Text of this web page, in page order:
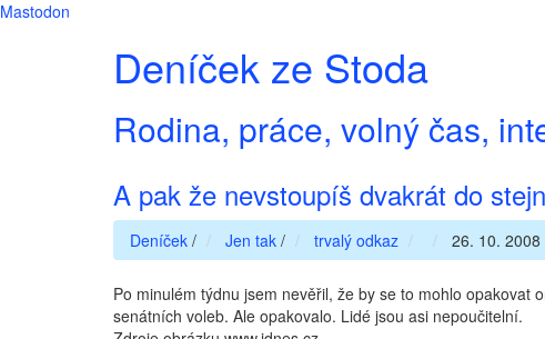
Mastodon
Deníček ze Stoda
Rodina, práce, volný čas,
A pak že nevstoupíš dvakrát do
Deníček / Jen tak / trvalý odkaz 26. 10. 2008
Po minulém týdnu jsem nevěřil, že by se to mohlo opakovat
senátních voleb. Ale opakovalo. Lidé jsou asi nepoučitelní.